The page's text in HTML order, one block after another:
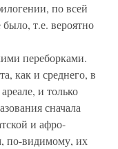
по всей
т.е. вероятно
переборками.
как и среднего, в
и только
сначала
и афро-
по-видимому, их